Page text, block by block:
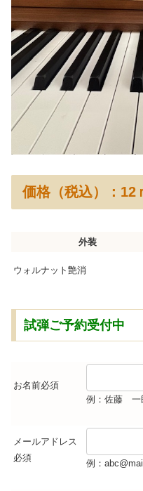
価格（税込）：12
外装
ウォルナット艶消
試弾ご予約受付中
お名前必須
例：佐藤 一
メールアドレス
必須
例：